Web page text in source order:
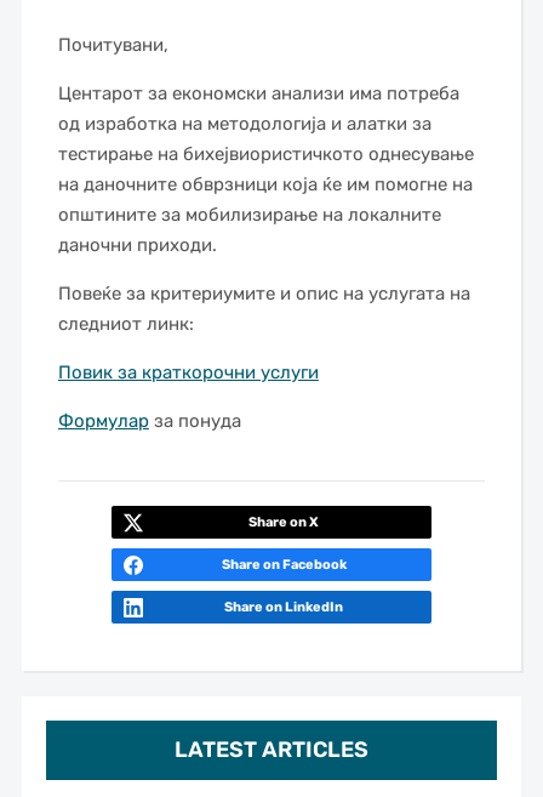
LATEST ARTICLES
Почитувани,
Центарот за економски анализи има потреба
од изработка на методологија и алатки за
тестирање на бихејвиористичкото однесување
на даночните обврзници која ќе им помогне на
општините за мобилизирање на локалните
даночни приходи.
Повеќе за критериумите и опис на услугата на
следниот линк:
Повик за краткорочни услуги
Формуларза понуда
Share on X
Share on Facebook
Share on LinkedIn